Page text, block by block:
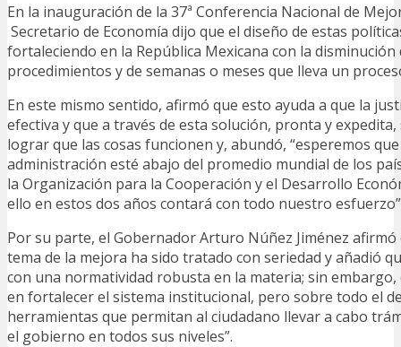
En la inauguración de la 37ª Conferencia Nacional de
Secretario de Economía dijo que el diseño de estas
fortaleciendo en la República Mexicana con la
procedimientos y de semanas o meses que lleva un
En este mismo sentido, afirmó que esto ayuda a que la
efectiva y que a través de esta solución, pronta y
lograr que las cosas funcionen y, abundó, “esperemos
administración esté abajo del promedio mundial de los
la Organización para la Cooperación y el Desarrollo
ello en estos dos años contará con todo nuestro
Por su parte, el Gobernador Arturo Núñez Jiménez
tema de la mejora ha sido tratado con seriedad y añadió
con una normatividad robusta en la materia; sin
en fortalecer el sistema institucional, pero sobre todo el
herramientas que permitan al ciudadano llevar a cabo
el gobierno en todos sus niveles”.